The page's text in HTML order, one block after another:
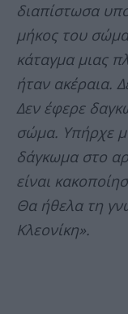
διαπίστωσα
μήκος του
κάταγμα μιας
ήταν ακέραια.
Δεν έφερε
σώμα. Υπήρχε
δάγκωμα στο
είναι
Θα ήθελα τη
Κλεονίκη».